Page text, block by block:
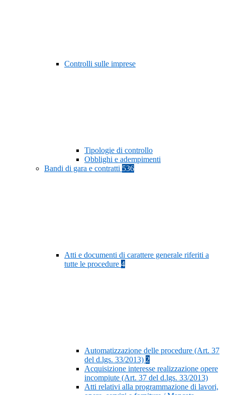
Controlli sulle imprese
Tipologie di controllo
Obblighi e adempimenti
Bandi di gara e contratti 536
Atti e documenti di carattere generale riferiti a
tutte le procedure 4
Automatizzazione delle procedure (Art. 37
del d.lgs. 33/2013) 2
Acquisizione interesse realizzazione opere
incompiute (Art. 37 del d.lgs. 33/2013)
Atti relativi alla programmazione di lavori,